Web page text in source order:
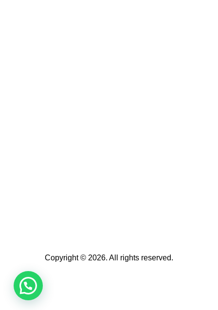
Copyright © 2026. All rights reserved.